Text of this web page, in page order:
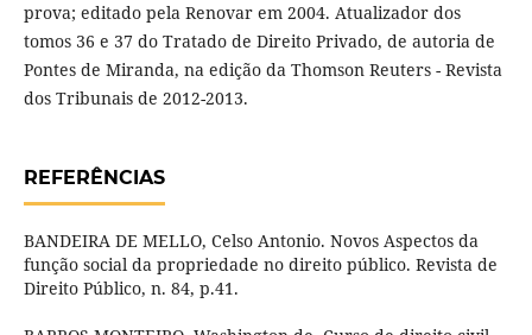
prova; editado pela Renovar em 2004. Atualizador dos
tomos 36 e 37 do Tratado de Direito Privado, de autoria de
Pontes de Miranda, na edição da Thomson Reuters - Revista
dos Tribunais de 2012-2013.
REFERÊNCIAS
BANDEIRA DE MELLO, Celso Antonio. Novos Aspectos da
função social da propriedade no direito público. Revista de
Direito Público, n. 84, p.41.